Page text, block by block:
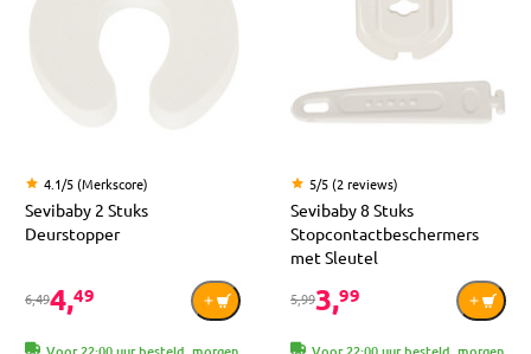
4.1/5 (Merkscore)
Sevibaby 2 Stuks
Deurstopper
6,494,49
5/5 (2 reviews)
Sevibaby 8 Stuks
Stopcontactbeschermers
met Sleutel
5,993,99